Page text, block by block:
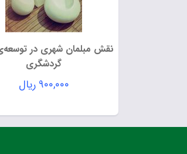
نقش مبلمان شهری در توسعه‌ی
گردشگری
۹۰۰,۰۰۰ ریال